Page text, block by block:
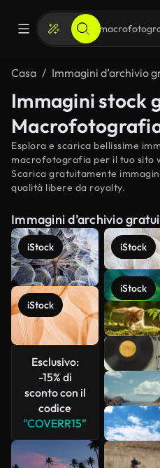
Casa Immagini d’archivio
Immagini stock
Esplora e scarica bellissime
macrofotografia per il tuo sito
Scarica gratuitamente
qualità libere da royalty.
Immagini d’archivio
iStock
iStock
Esclusivo:
-15% di
sconto con il
codice
"COVERR15"
iStock
iStock